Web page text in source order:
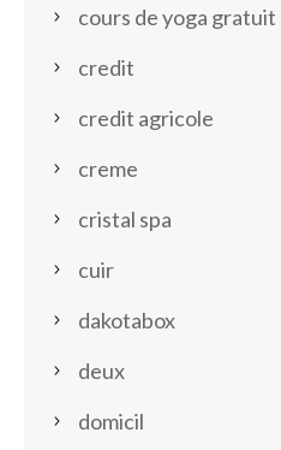
cours de yoga gratuit
credit
credit agricole
creme
cristal spa
cuir
dakotabox
deux
domicil